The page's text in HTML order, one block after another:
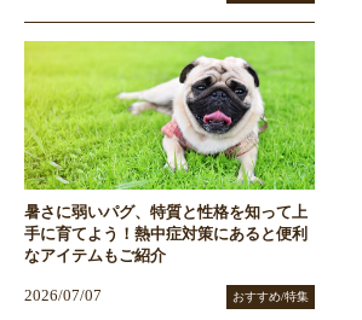
暑さに弱いパグ、特質と性格を知って上
手に育てよう！熱中症対策にあると便利
なアイテムもご紹介
2026/07/07 おすすめ/特集